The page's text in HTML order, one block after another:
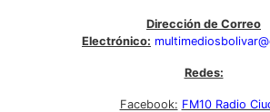
Dirección de Correo
Electrónico:
Redes:
Facebook: FM10 Radio